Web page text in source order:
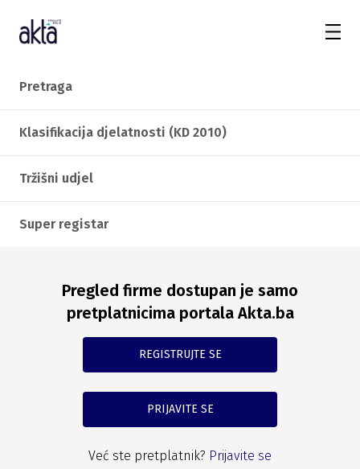
Pretraga
Klasifikacija djelatnosti (KD 2010)
Tržišni udjel
Super registar
Pregled firme dostupan je samo
pretplatnicima portala Akta.ba
REGISTRUJTE SE
PRIJAVITE SE
Već ste pretplatnik? Prijavite se